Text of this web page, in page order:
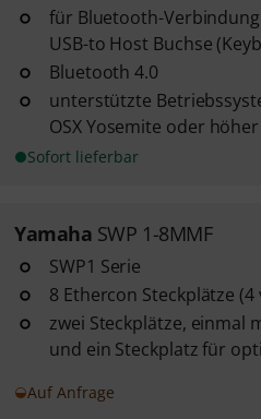
für Bluetooth-
USB-to Host Buchse
Bluetooth 4.0
unterstützte
OSX Yosemite oder höher
Sofort lieferbar
Yamaha SWP 1-8MMF
SWP1 Serie
8 Ethercon Steckplätze
zwei Steckplätze, einmal
und ein Steckplatz für
Auf Anfrage